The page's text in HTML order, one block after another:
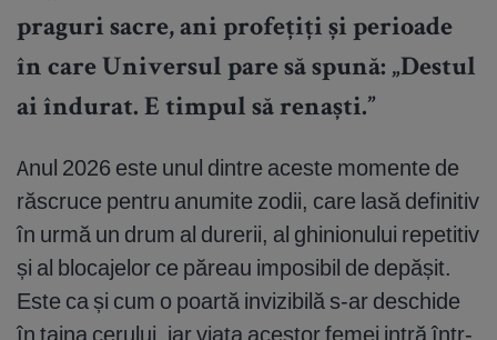
praguri sacre, ani profețiți și perioade
în care Universul pare să spună: „Destul
ai îndurat. E timpul să renaști.”
Anul 2026 este unul dintre aceste momente de
răscruce pentru anumite zodii, care lasă definitiv
în urmă un drum al durerii, al ghinionului repetitiv
și al blocajelor ce păreau imposibil de depășit.
Este ca și cum o poartă invizibilă s-ar deschide
în taina cerului, iar viața acestor femei intră într-